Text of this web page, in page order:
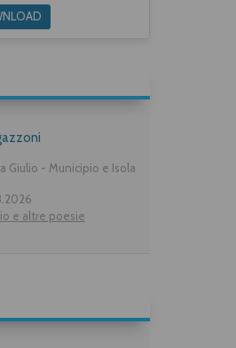
Giulio - Municipio e Isola
e altre poesie